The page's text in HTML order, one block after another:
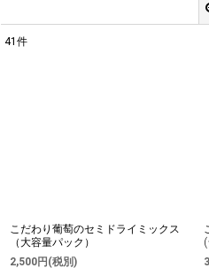
41 件
こだわり葡萄のセミドライミックス
（大容量パック）
2,500円 (税別)